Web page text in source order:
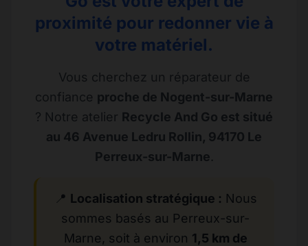
proximité pour redonner vie à
votre matériel.
Vous cherchez un réparateur de
confiance proche de Nogent-sur-Marne
? Notre atelier Recycle And Go est situé
au 46 Avenue Ledru Rollin, 94170 Le
Perreux-sur-Marne.
📍 Localisation stratégique : Nous
sommes basés au Perreux-sur-
Marne, soit à environ 1,5 km de